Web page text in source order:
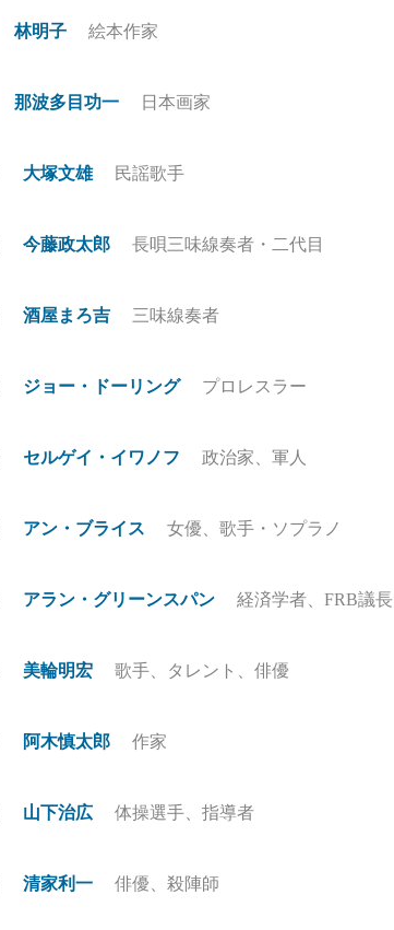
林明子 絵本作家
那波多目功一 日本画家
大塚文雄 民謡歌手
今藤政太郎 長唄三味線奏者・二代目
酒屋まろ吉 三味線奏者
ジョー・ドーリング プロレスラー
セルゲイ・イワノフ 政治家、軍人
アン・ブライス 女優、歌手・ソプラノ
アラン・グリーンスパン 経済学者、FRB議長
美輪明宏 歌手、タレント、俳優
阿木慎太郎 作家
山下治広 体操選手、指導者
清家利一 俳優、殺陣師